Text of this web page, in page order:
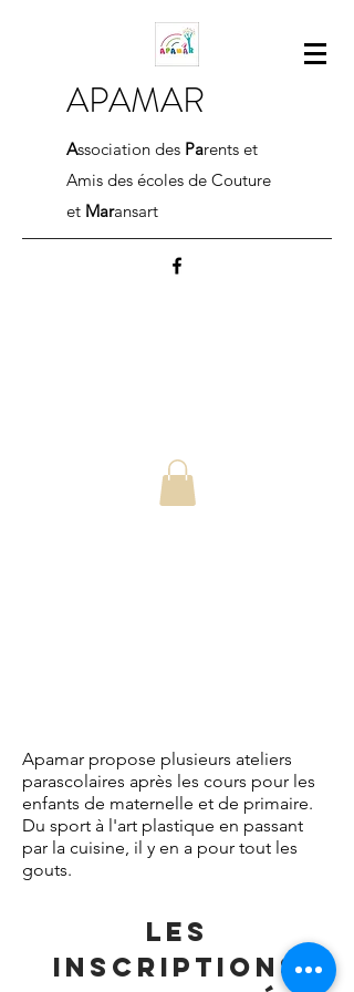
APAMAR
Association des Parents et
Amis des écoles de Couture
et Maransart
Apamar propose plusieurs ateliers
parascolaires après les cours pour les
enfants de maternelle et de primaire.
Du sport à l'art plastique en passant
par la cuisine, il y en a pour tout les
gouts.
LES
INSCRIPTIONS